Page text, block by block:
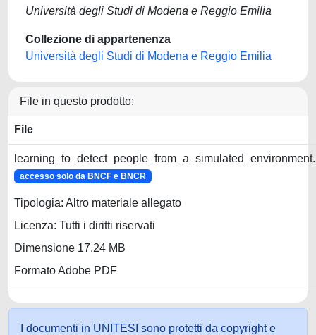
Università degli Studi di Modena e Reggio Emilia
Collezione di appartenenza
Università degli Studi di Modena e Reggio Emilia
File in questo prodotto:
File
accesso solo da BNCF e BNCR
Tipologia: Altro materiale allegato
Licenza: Tutti i diritti riservati
Dimensione 17.24 MB
Formato Adobe PDF
I documenti in UNITESI sono protetti da copyright e